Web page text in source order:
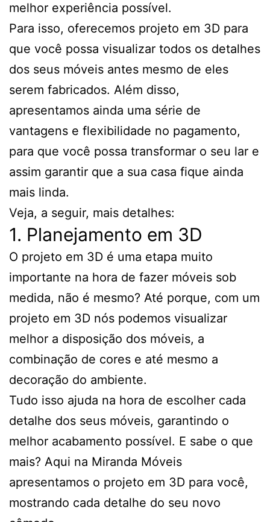
melhor experiência possível.
Para isso, oferecemos projeto em 3D para
que você possa visualizar todos os detalhes
dos seus móveis antes mesmo de eles
serem fabricados. Além disso,
apresentamos ainda uma série de
vantagens e flexibilidade no pagamento,
para que você possa transformar o seu lar e
assim garantir que a sua casa fique ainda
mais linda.
Veja, a seguir, mais detalhes:
1. Planejamento em 3D
O projeto em 3D é uma etapa muito
importante na hora de fazer móveis sob
medida, não é mesmo? Até porque, com um
projeto em 3D nós podemos visualizar
melhor a disposição dos móveis, a
combinação de cores e até mesmo a
decoração do ambiente.
Tudo isso ajuda na hora de escolher cada
detalhe dos seus móveis, garantindo o
melhor acabamento possível. E sabe o que
mais? Aqui na Miranda Móveis
apresentamos o projeto em 3D para você,
mostrando cada detalhe do seu novo